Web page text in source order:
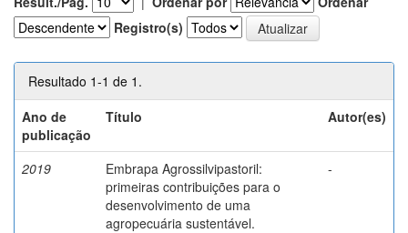
Registro(s)
Resultado 1-1 de 1.
Ano de
publicação
Título Autor(es)
2019
Embrapa Agrossilvipastoril:
primeiras contribuições para o
desenvolvimento de uma
agropecuária sustentável.
-